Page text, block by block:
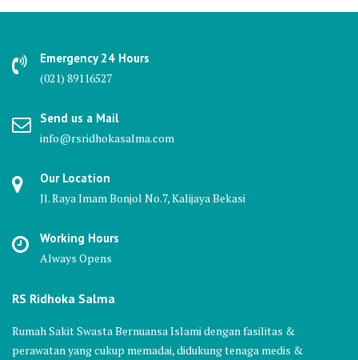
Emergency 24 Hours
(021) 89116527
Send us a Mail
info@rsridhokasalma.com
Our Location
Jl. Raya Imam Bonjol No.7, Kalijaya Bekasi
Working Hours
Always Opens
RS Ridhoka Salma
Rumah Sakit Swasta Bernuansa Islami dengan fasilitas &
perawatan yang cukup memadai, didukung tenaga medis &